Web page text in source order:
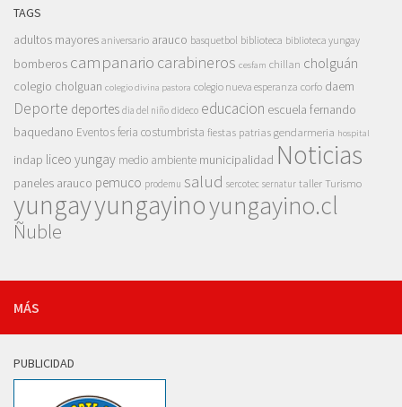
TAGS
adultos mayores aniversario arauco basquetbol biblioteca biblioteca yungay
bomberos campanario carabineros cesfam chillan cholguán
colegio cholguan colegio divina pastora colegio nueva esperanza corfo daem
Deporte deportes dia del niño dideco educacion escuela fernando
baquedano Eventosferia costumbrista fiestas patrias gendarmeria hospital
indap liceo yungay medio ambiente municipalidad Noticias
paneles arauco pemuco prodemu salud sercotec sernatur taller Turismo
yungayyungayinoyungayino.cl
Ñuble
MÁS
PUBLICIDAD